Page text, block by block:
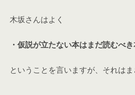
木坂さんはよく
・仮説が立たない本はまだ読むべ
ということを言いますが、それはま